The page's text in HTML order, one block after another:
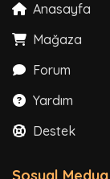
Anasayfa
Mağaza
Forum
Yardım
Destek